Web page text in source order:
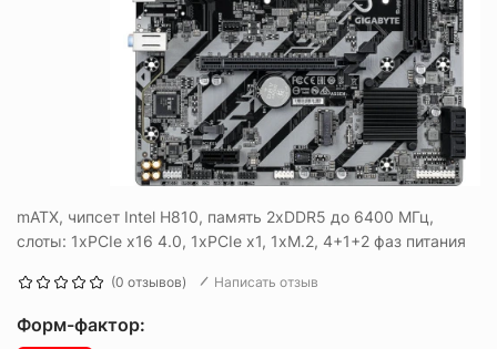
mATX, чипсет Intel H810, память 2xDDR5 до 6400 МГц,
слоты: 1xPCIe x16 4.0, 1xPCIe x1, 1xM.2, 4+1+2 фаз питания
(0 отзывов) Написать отзыв
Форм-фактор: